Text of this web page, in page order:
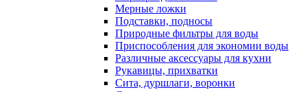
Мерные ложки
Подставки, подносы
Природные фильтры для воды
Приспособления для экономии воды
Различные аксессуары для кухни
Рукавицы, прихватки
Сита, дуршлаги, воронки